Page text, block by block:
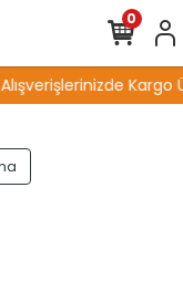
Kargo
0